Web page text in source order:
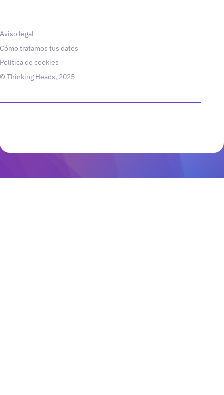
Aviso legal
Cómo tratamos tus datos
Política de cookies
© Thinking Heads, 2025